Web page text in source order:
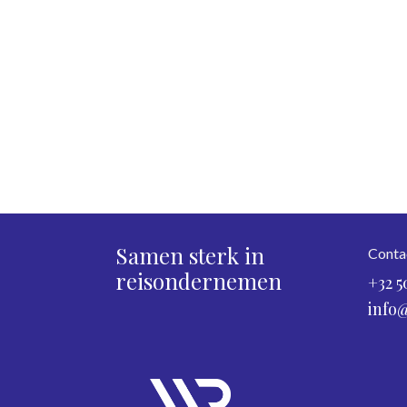
Samen sterk in
reisondernemen
+32